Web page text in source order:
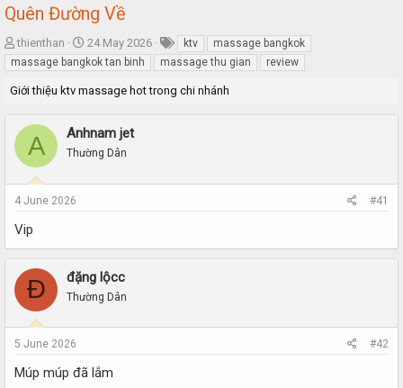
Quên Đường Về
T
h
r
e
s
t
r
t
r
thienthan
S
t
a
r
a
t
24 May 2026 ktv
massage bangkok
massage bangkok tan binh
massage thu gian review
Giới thiệu ktv massage hot trong chi nhánh
A Anhnam jet
Thường Dân
4 June 2026 #41
Vip
Đ đặng lộcc
Thường Dân
5 June 2026 #42
Múp múp đã lắm